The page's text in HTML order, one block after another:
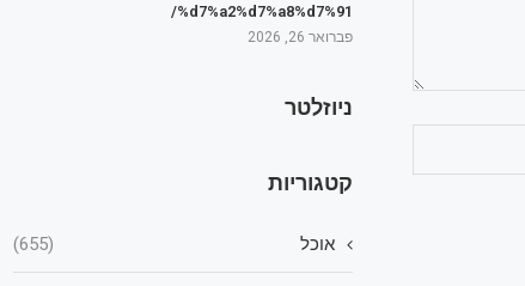
%d7%a2%d7%a8%d7%91/
פברואר 26, 2026
ניוזלטר
קטגוריות
אוכל (655)